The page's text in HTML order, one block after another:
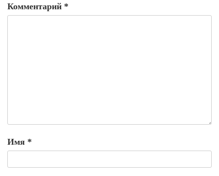
Комментарий *
Имя *